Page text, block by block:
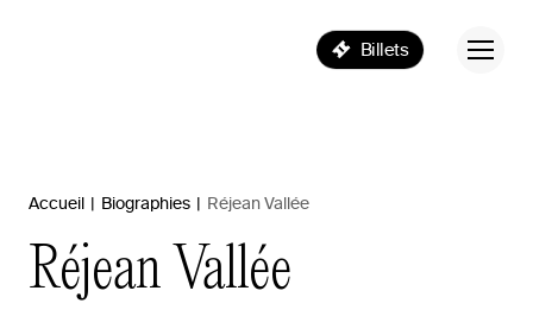
Billets
Accueil | Biographies | Réjean Vallée
Réjean Vallée